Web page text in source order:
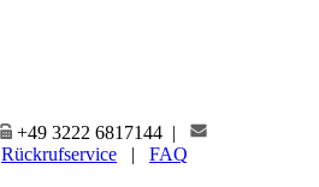
+49 3222 6817144 |
Rückrufservice |
FAQ